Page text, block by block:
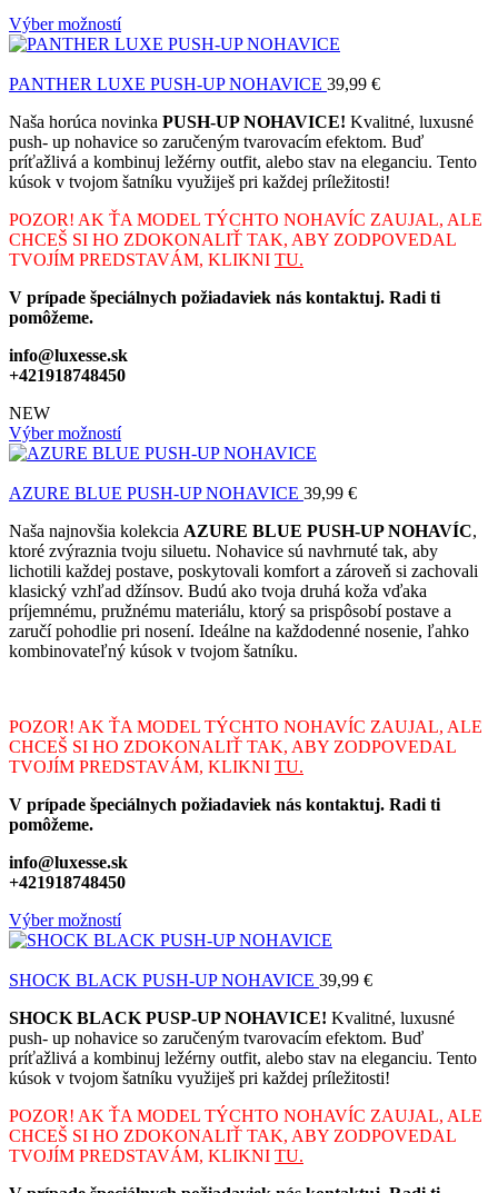
Výber možností
PANTHER LUXE PUSH-UP NOHAVICE 39,99 €
Naša horúca novinka PUSH-UP NOHAVICE! Kvalitné, luxusné
push- up nohavice so zaručeným tvarovacím efektom. Buď
príťažlivá a kombinuj ležérny outfit, alebo stav na eleganciu. Tento
kúsok v tvojom šatníku využiješ pri každej príležitosti!
POZOR! AK ŤA MODEL TÝCHTO NOHAVÍC ZAUJAL, ALE
CHCEŠ SI HO ZDOKONALIŤ TAK, ABY ZODPOVEDAL
TVOJÍM PREDSTAVÁM, KLIKNI TU.
V prípade špeciálnych požiadaviek nás kontaktuj. Radi ti
pomôžeme.
info@luxesse.sk
+421918748450
NEW
Výber možností
AZURE BLUE PUSH-UP NOHAVICE 39,99 €
Naša najnovšia kolekcia AZURE BLUE PUSH-UP NOHAVÍC,
ktoré zvýraznia tvoju siluetu. Nohavice sú navhrnuté tak, aby
lichotili každej postave, poskytovali komfort a zároveň si zachovali
klasický vzhľad džínsov. Budú ako tvoja druhá koža vďaka
príjemnému, pružnému materiálu, ktorý sa prispôsobí postave a
zaručí pohodlie pri nosení. Ideálne na každodenné nosenie, ľahko
kombinovateľný kúsok v tvojom šatníku.
POZOR! AK ŤA MODEL TÝCHTO NOHAVÍC ZAUJAL, ALE
CHCEŠ SI HO ZDOKONALIŤ TAK, ABY ZODPOVEDAL
TVOJÍM PREDSTAVÁM, KLIKNI TU.
V prípade špeciálnych požiadaviek nás kontaktuj. Radi ti
pomôžeme.
info@luxesse.sk
+421918748450
Výber možností
SHOCK BLACK PUSH-UP NOHAVICE 39,99 €
SHOCK BLACK PUSP-UP NOHAVICE! Kvalitné, luxusné
push- up nohavice so zaručeným tvarovacím efektom. Buď
príťažlivá a kombinuj ležérny outfit, alebo stav na eleganciu. Tento
kúsok v tvojom šatníku využiješ pri každej príležitosti!
POZOR! AK ŤA MODEL TÝCHTO NOHAVÍC ZAUJAL, ALE
CHCEŠ SI HO ZDOKONALIŤ TAK, ABY ZODPOVEDAL
TVOJÍM PREDSTAVÁM, KLIKNI TU.